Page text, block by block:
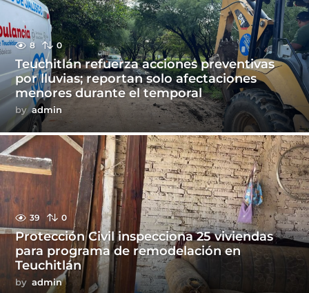
8 0
Teuchitlán refuerza acciones preventivas
por lluvias; reportan solo afectaciones
menores durante el temporal
by admin
39 0
Protección Civil inspecciona 25 viviendas
para programa de remodelación en
Teuchitlán
by admin